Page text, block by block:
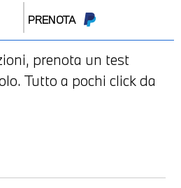
PRENOTA
prenota un test
Tutto a pochi click da